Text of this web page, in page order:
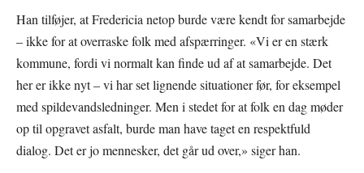
Han tilføjer, at Fredericia netop burde være kendt for samarbejde
– ikke for at overraske folk med afspærringer. «Vi er en stærk
kommune, fordi vi normalt kan finde ud af at samarbejde. Det
her er ikke nyt – vi har set lignende situationer før, for eksempel
med spildevandsledninger. Men i stedet for at folk en dag møder
op til opgravet asfalt, burde man have taget en respektfuld
dialog. Det er jo mennesker, det går ud over,» siger han.